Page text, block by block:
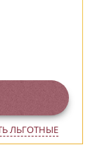
ЛЬГОТНЫЕ